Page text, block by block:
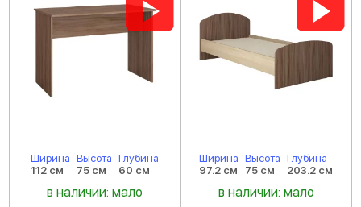
Ширина
112 см
Высота
75 см
Глубина
60 см
в наличии: мало
Ширина
97.2 см
Высота
75 см
Глубина
203.2 см
в наличии: мало